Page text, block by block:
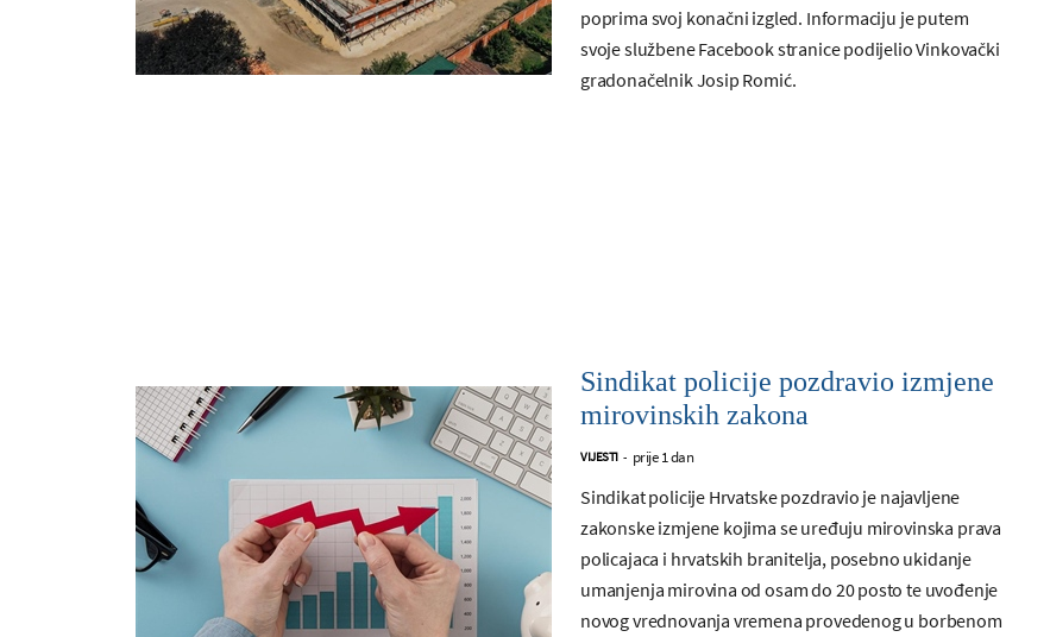
poprima svoj konačni izgled. Informaciju je putem
svoje službene Facebook stranice podijelio Vinkovački
gradonačelnik Josip Romić.
Sindikat policije pozdravio izmjene
mirovinskih zakona
VIJESTI - prije 1 dan
Sindikat policije Hrvatske pozdravio je najavljene
zakonske izmjene kojima se uređuju mirovinska prava
policajaca i hrvatskih branitelja, posebno ukidanje
umanjenja mirovina od osam do 20 posto te uvođenje
novog vrednovanja vremena provedenog u borbenom